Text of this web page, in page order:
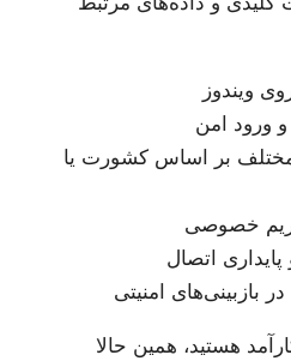
ویندوز
ورود امن
بر اساس کشورت یا
خصوصی
اتصال
بازبینی‌های امنیتی
هستید، همین حالا